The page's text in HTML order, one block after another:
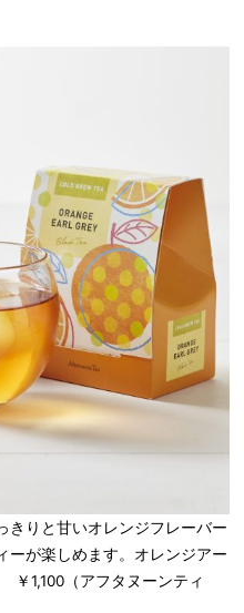
きりと甘いオレンジフレーバー
ーが楽しめます。オレンジアー
1,100（アフタヌーンティ